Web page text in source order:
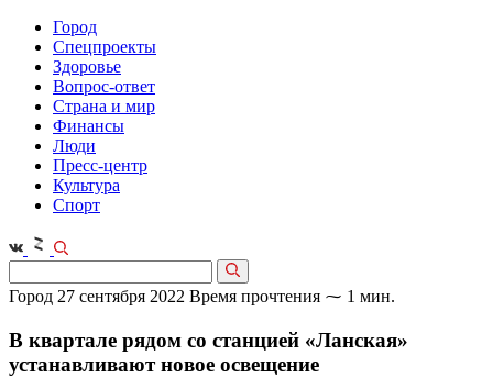
Город
Спецпроекты
Здоровье
Вопрос-ответ
Страна и мир
Финансы
Люди
Пресс-центр
Культура
Спорт
Город 27 сентября 2022 Время прочтения ⁓ 1 мин.
В квартале рядом со станцией «Ланская»
устанавливают новое освещение